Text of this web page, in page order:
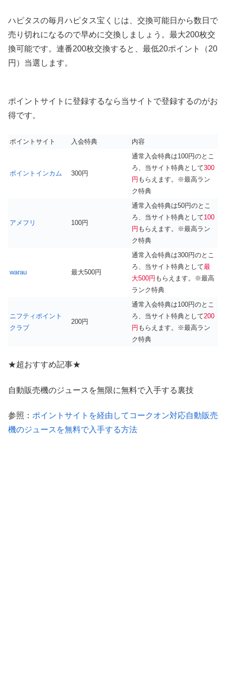
ハピタスの毎月ハピタス宝くじは、交換可能日から数日で
売り切れになるので早めに交換しましょう。最大200枚交
換可能です。連番200枚交換すると、最低20ポイント（20
円）当選します。
ポイントサイトに登録するなら当サイトで登録するのがお
得です。
ポイントサイト 入会特典 内容
ポイントインカム 300円
通常入会特典は100円のとこ
ろ、当サイト特典として300
円 もらえます。※最高ラン
ク特典
アメフリ 100円
通常入会特典は50円のとこ
ろ、当サイト特典として100
円 もらえます。※最高ラン
ク特典
warau 最大500円
通常入会特典は300円のとこ
ろ、当サイト特典として最
大500円 もらえます。※最高
ランク特典
ニフティポイント
クラブ
200円
通常入会特典は100円のとこ
ろ、当サイト特典として200
円 もらえます。※最高ラン
ク特典
★超おすすめ記事★
自動販売機のジュースを無限に無料で入手する裏技
参照： ポイントサイトを経由してコークオン対応自動販売
機のジュースを無料で入手する方法